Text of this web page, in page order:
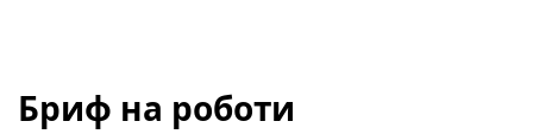
Бриф на роботи